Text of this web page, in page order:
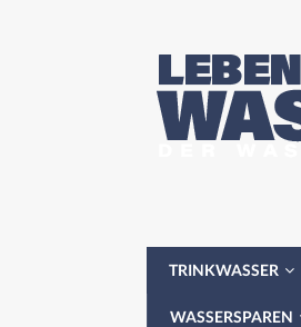
TRINKWASSER
WASSERSPAREN